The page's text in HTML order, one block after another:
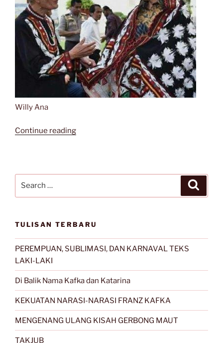
Willy Ana
Continue reading“L.K.
TULISAN TERBARU
PEREMPUAN, SUBLIMASI, DAN KARNAVAL TEKS
LAKI-LAKI
Di Balik Nama Kafka dan Katarina
KEKUATAN NARASI-NARASI FRANZ KAFKA
MENGENANG ULANG KISAH GERBONG MAUT
TAKJUB